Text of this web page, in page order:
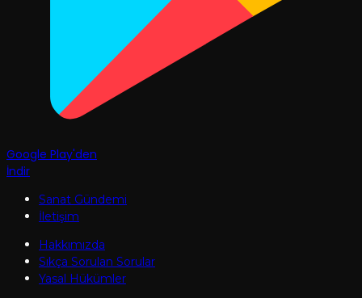
Google Play'den
İndir
Sanat Gündemi
İletişim
Hakkımızda
Sıkça Sorulan Sorular
Yasal Hükümler